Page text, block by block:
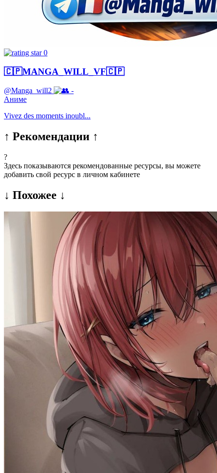
0
🇨🇵MANGA_WILL_VF🇨🇵
@Manga_will2
-
Аниме
Vivez des moments inoubl...
↑ Рекомендации ↑
?
Здесь показываются рекомендованные ресурсы, вы можете
добавить свой ресурс в личном кабинете
↓ Похожее ↓